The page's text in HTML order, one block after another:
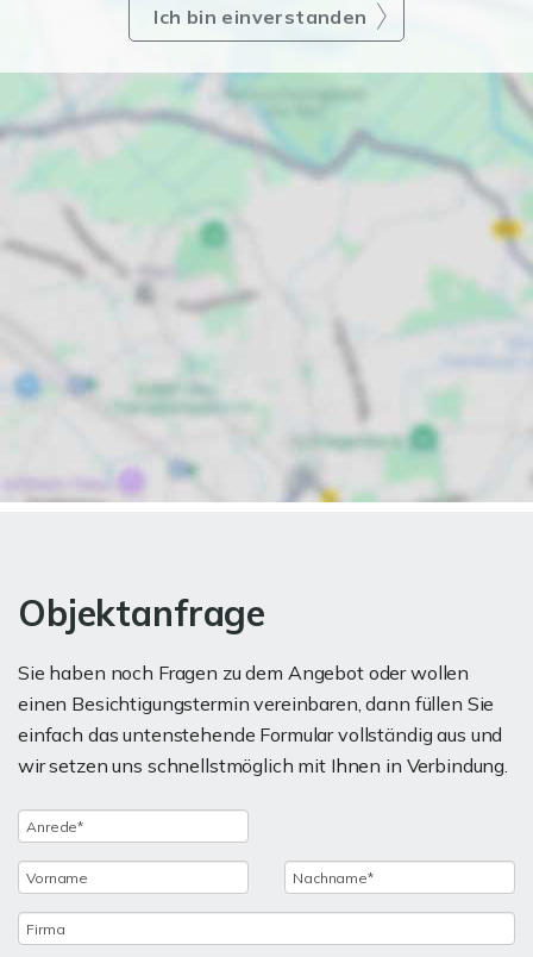
Ich bin einverstanden
Objektanfrage
Sie haben noch Fragen zu dem Angebot oder wollen
einen Besichtigungstermin vereinbaren, dann füllen Sie
einfach das untenstehende Formular vollständig aus und
wir setzen uns schnellstmöglich mit Ihnen in Verbindung.